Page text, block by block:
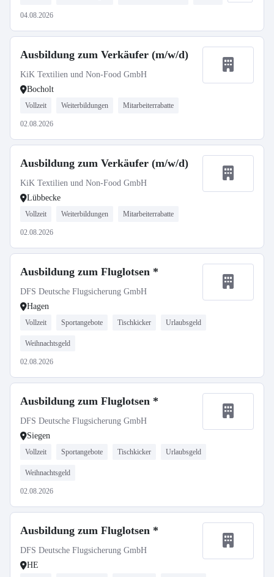
04.08.2026
Ausbildung zum Verkäufer (m/w/d)
KiK Textilien und Non-Food GmbH
Bocholt
Vollzeit Weiterbildungen Mitarbeiterrabatte
02.08.2026
Ausbildung zum Verkäufer (m/w/d)
KiK Textilien und Non-Food GmbH
Lübbecke
Vollzeit Weiterbildungen Mitarbeiterrabatte
02.08.2026
Ausbildung zum Fluglotsen *
DFS Deutsche Flugsicherung GmbH
Hagen
Vollzeit Sportangebote Tischkicker Urlaubsgeld
Weihnachtsgeld
02.08.2026
Ausbildung zum Fluglotsen *
DFS Deutsche Flugsicherung GmbH
Siegen
Vollzeit Sportangebote Tischkicker Urlaubsgeld
Weihnachtsgeld
02.08.2026
Ausbildung zum Fluglotsen *
DFS Deutsche Flugsicherung GmbH
HE